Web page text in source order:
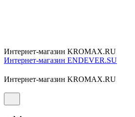
Интернет-магазин KROMAX.RU
Интернет-магазин ENDEVER.SU
Интернет-магазин KROMAX.RU